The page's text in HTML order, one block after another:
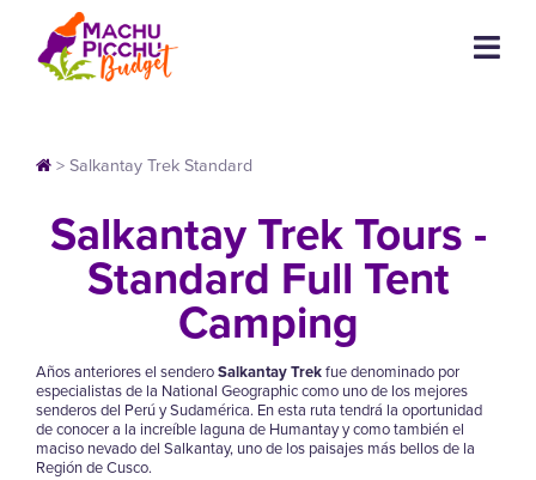
>Salkantay Trek Standard
Salkantay Trek Tours -
Standard Full Tent
Camping
Años anteriores el senderoSalkantay Trekfue denominado por
especialistas de la National Geographic como uno de los mejores
senderos del Perú y Sudamérica. En esta ruta tendrá la oportunidad
de conocer a la increíble laguna de Humantay y como también el
maciso nevado del Salkantay, uno de los paisajes más bellos de la
Región de Cusco.